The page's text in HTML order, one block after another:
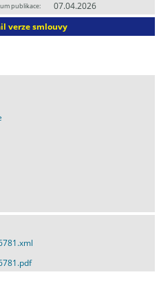
publikace:
07.04.2026
verze smlouvy